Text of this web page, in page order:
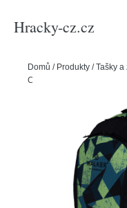
Hracky-cz.cz
Domů / Produkty /Tašky
Campus Neo, Papercut